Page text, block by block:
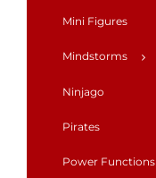
Mini Figures
Mindstorms
Ninjago
Pirates
Power Functions